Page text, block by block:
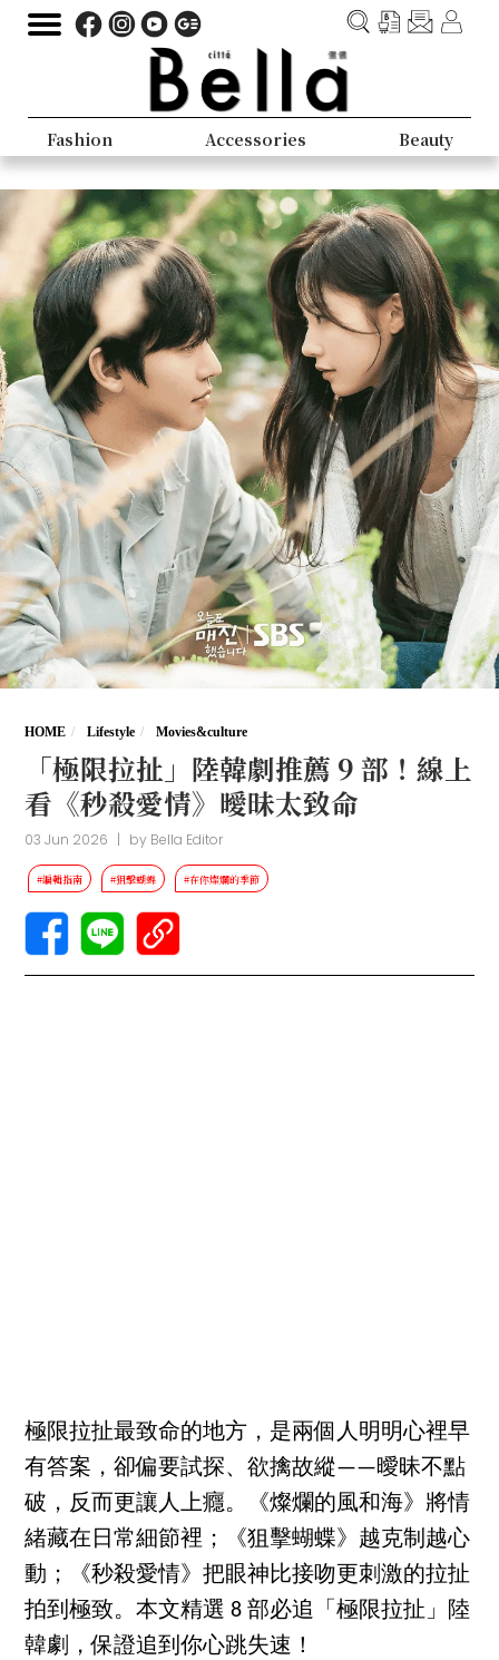
Fashion Accessories Beauty
HOME Lifestyle Movies&culture
「極限拉扯」陸韓劇推薦 9 部！線上
看《秒殺愛情》曖昧太致命
03 Jun 2026 | by Bella Editor
#編輯指南 #狙擊蝴蝶 #在你燦爛的季節
極限拉扯最致命的地方，是兩個人明明心裡早
有答案，卻偏要試探、欲擒故縱——曖昧不點
破，反而更讓人上癮。《燦爛的風和海》將情
緒藏在日常細節裡；《狙擊蝴蝶》越克制越心
動；《秒殺愛情》把眼神比接吻更刺激的拉扯
拍到極致。本文精選 8 部必追「極限拉扯」陸
韓劇，保證追到你心跳失速！